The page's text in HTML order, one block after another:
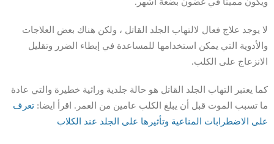
لا يوجد علاج فعال لالتهاب الجلد القاتل ، ولكن هناك بعض العلاجات
والأدوية التي يمكن استخدامها للمساعدة في إبطاء الضرر وتقليل
الانزعاج على الكلب.
كما يعتبر التهاب الجلد القاتل هو حالة جلدية وراثية خطيرة والتي عادة
ما تسبب الموت قبل أن يبلغ الكلب عامين من العمر. اقرأ ايضا: تعرف
على الاضطرابات المناعية وتأثيرها على الجلد عند الكلاب